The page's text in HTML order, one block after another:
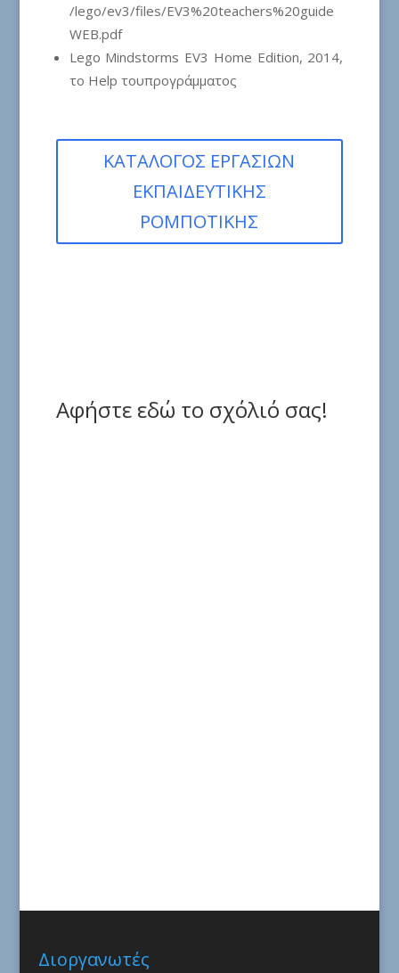
/lego/ev3/files/EV3%20teachers%20guide
WEB.pdf
Lego Mindstorms EV3 Home Edition, 2014,
το Help τουπρογράμματος
ΚΑΤΑΛΟΓΟΣ ΕΡΓΑΣΙΩΝ
ΕΚΠΑΙΔΕΥΤΙΚΗΣ
ΡΟΜΠΟΤΙΚΗΣ
Αφήστε εδώ το σχόλιό σας!
Διοργανωτές